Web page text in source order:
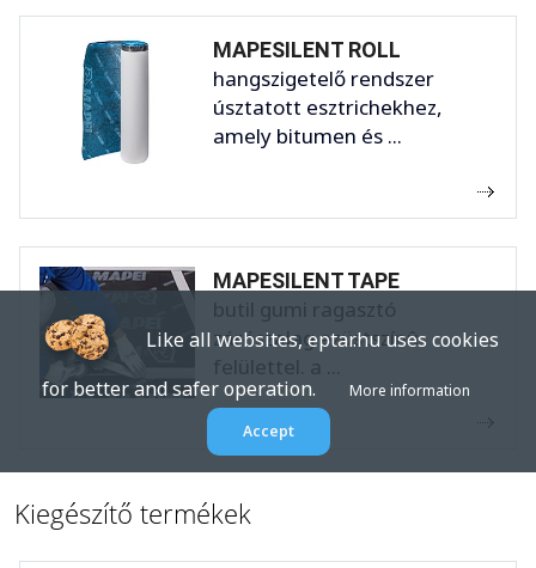
MAPESILENT ROLL
hangszigetelő rendszer
úsztatott esztrichekhez,
amely bitumen és ...
MAPESILENT TAPE
butil gumi ragasztó
zárószalag ezüstszínû
felülettel. a ...
Kiegészítő termékek
Like all websites, eptar.hu uses cookies
for better and safer operation.
More information
Accept